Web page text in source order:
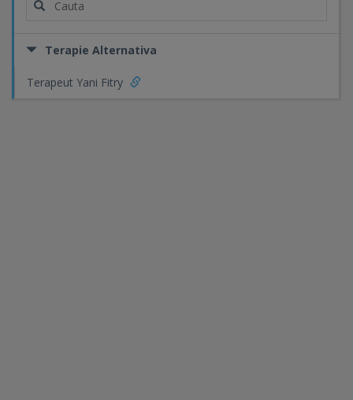
Terapie Alternativa
Terapeut Yani Fitry